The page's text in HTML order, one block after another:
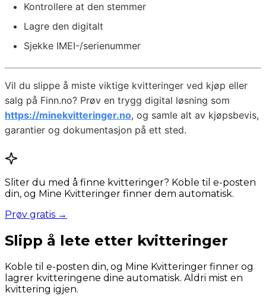
Kontrollere at den stemmer
Lagre den digitalt
Sjekke IMEI-/serienummer
Vil du slippe å miste viktige kvitteringer ved kjøp eller
salg på Finn.no? Prøv en trygg digital løsning som
https://minekvitteringer.no, og samle alt av kjøpsbevis,
garantier og dokumentasjon på ett sted.
Sliter du med å finne kvitteringer? Koble til e-posten
din, og Mine Kvitteringer finner dem automatisk.
Prøv gratis →
Slipp å lete etter kvitteringer
Koble til e-posten din, og Mine Kvitteringer finner og
lagrer kvitteringene dine automatisk. Aldri mist en
kvittering igjen.